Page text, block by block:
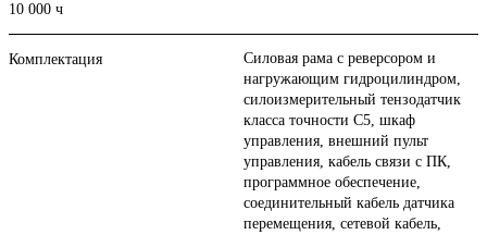
10 000 ч
Комплектация
Cиловая рама с реверсором и
нагружающим гидроцилиндром,
силоизмерительный тензодатчик
класса точности С5, шкаф
управления, внешний пульт
управления, кабель связи с ПК,
программное обеспечение,
соединительный кабель датчика
перемещения, сетевой кабель,